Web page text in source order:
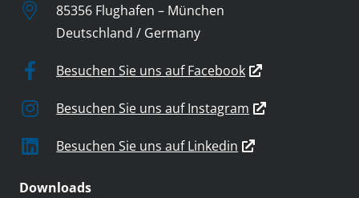
85356 Flughafen – München
Deutschland / Germany
Besuchen Sie uns auf Facebook
Besuchen Sie uns auf Instagram
Besuchen Sie uns auf Linkedin
Downloads